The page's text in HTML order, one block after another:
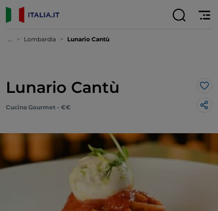
... Lombardia Lunario Cantù
Lunario Cantù
Cucina Gourmet - €€